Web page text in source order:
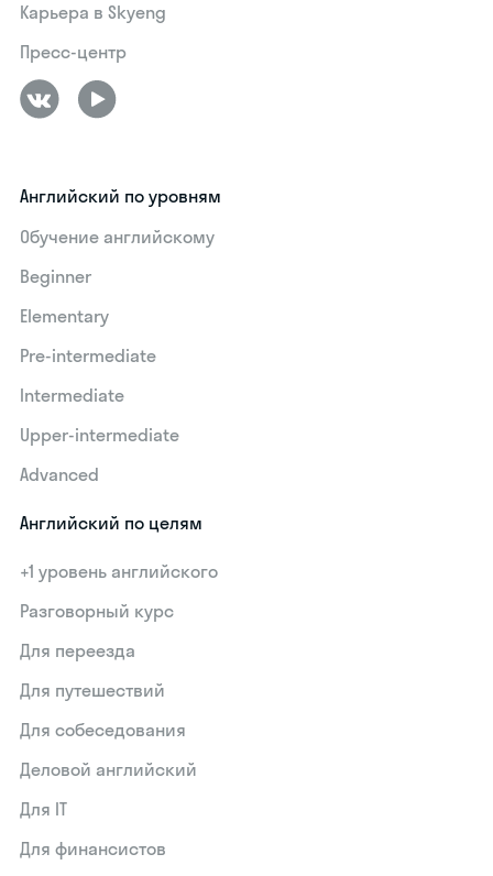
Карьера в Skyeng
Пресс-центр
Английский по уровням
Обучение английскому
Beginner
Elementary
Pre-intermediate
Intermediate
Upper-intermediate
Advanced
Английский по целям
+1 уровень английского
Разговорный курс
Для переезда
Для путешествий
Для собеседования
Деловой английский
Для IT
Для финансистов